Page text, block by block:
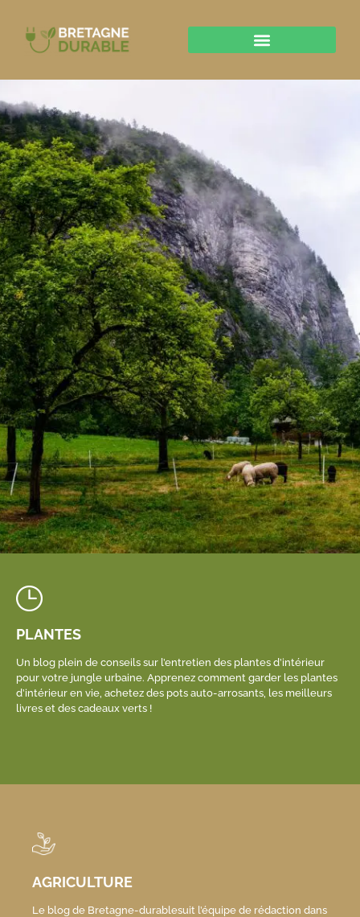
PLANTES
Un blog plein de conseils sur l’entretien des plantes d’intérieur
pour votre jungle urbaine. Apprenez comment garder les plantes
d’intérieur en vie, achetez des pots auto-arrosants, les meilleurs
livres et des cadeaux verts !
AGRICULTURE
Le blog de Bretagne-durablesuit l’équipe de rédaction dans